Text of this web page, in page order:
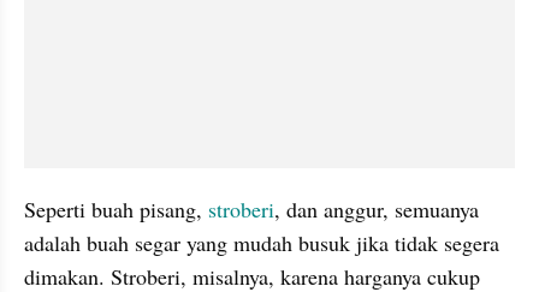
Seperti buah pisang, stroberi, dan anggur, semuanya
adalah buah segar yang mudah busuk jika tidak segera
dimakan. Stroberi, misalnya, karena harganya cukup